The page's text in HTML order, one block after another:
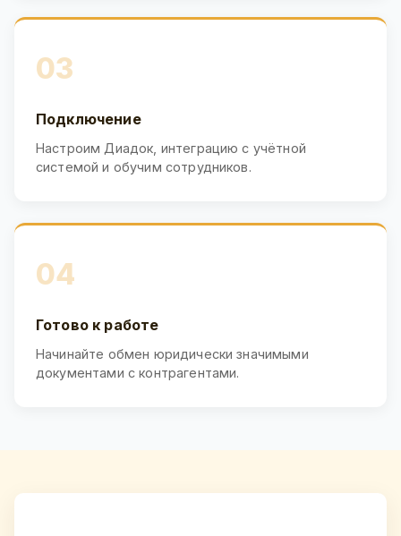
03
Подключение
Настроим Диадок, интеграцию с учётной
системой и обучим сотрудников.
04
Готово к работе
Начинайте обмен юридически значимыми
документами с контрагентами.